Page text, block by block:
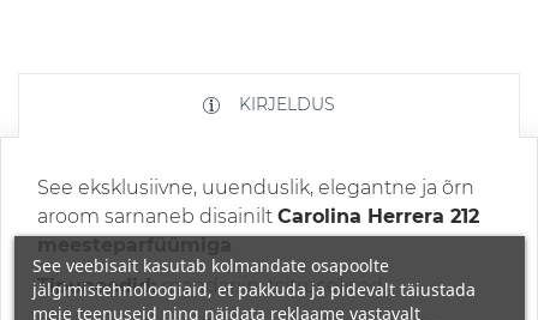
KIRJELDUS
See eksklusiivne, uuenduslik, elegantne ja õrn
aroom sarnaneb disainilt Carolina Herrera 212
Tipunoodid:mandariin, tsitruselised
See veebisait kasutab kolmandate osapoolte
jälgimistehnoloogiaid, et pakkuda ja pidevalt täiustada
meie teenuseid ning näidata reklaame vastavalt